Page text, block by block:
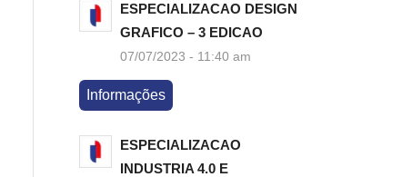
ESPECIALIZACAO DESIGN
GRAFICO – 3 EDICAO
07/07/2023 - 11:40 am
Informações
ESPECIALIZACAO
INDUSTRIA 4.0 E